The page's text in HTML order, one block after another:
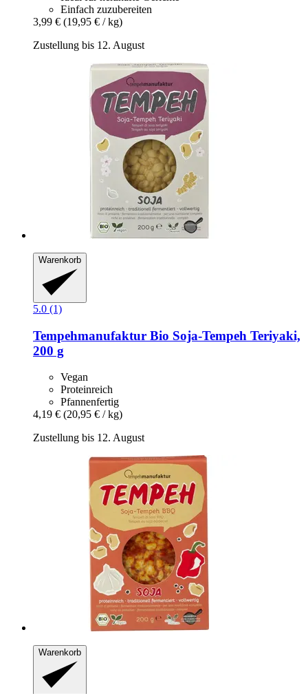
Einfach zuzubereiten
3,99 € (19,95 € / kg)
Zustellung bis 12. August
Warenkorb
5.0 (1)
Tempehmanufaktur Bio Soja-​Tempeh Teriyaki,
200 g
Vegan
Proteinreich
Pfannenfertig
4,19 € (20,95 € / kg)
Zustellung bis 12. August
Warenkorb